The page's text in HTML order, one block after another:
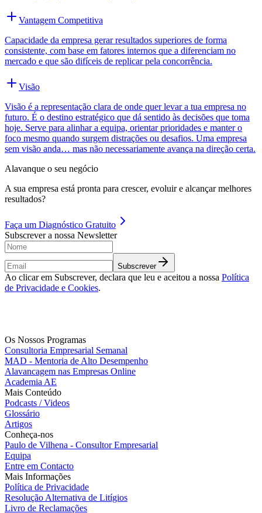
Vantagem Competitiva
Capacidade da empresa gerar resultados superiores de forma
consistente, com base em fatores internos que a diferenciam no
mercado e que são difíceis de replicar pela concorrência.
Visão
Visão é a representação clara de onde quer levar a tua empresa no
futuro. É o destino estratégico que dá sentido às decisões que toma
hoje. Serve para alinhar a equipa, orientar prioridades e manter o
foco mesmo quando surgem distrações ou desafios. Uma empresa
sem visão anda… mas não necessariamente avança na direção certa.
Alavanque o seu negócio
A sua empresa está pronta para crescer, evoluir e alcançar melhores
resultados?
Faça um Diagnóstico Gratuito
Subscrever a nossa Newsletter
Subscrever
Ao clicar em Subscrever, declara que leu e aceitou a nossa Política
de Privacidade e Cookies.
Os Nossos Programas
Consultoria Empresarial Semanal
MAD - Mentoria de Alto Desempenho
Alavancagem nas Empresas Online
Academia AE
Mais Conteúdo
Podcasts / Videos
Glossário
Artigos
Conheça-nos
Paulo de Vilhena - Consultor Empresarial
Equipa
Entre em Contacto
Mais Informações
Política de Privacidade
Resolução Alternativa de Litígios
Livro de Reclamações